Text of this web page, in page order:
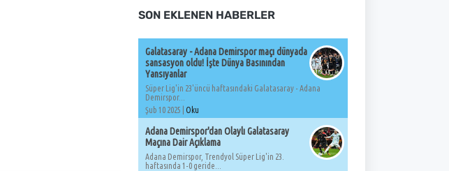
SON EKLENEN HABERLER
Galatasaray - Adana Demirspor maçı dünyada
sansasyon oldu! İşte Dünya Basınından
Yansıyanlar
Süper Lig'in 23'üncü haftasındaki Galatasaray - Adana
Demirspor...
Şub 10 2025 |
Oku
Adana Demirspor'dan Olaylı Galatasaray
Maçına Dair Açıklama
Adana Demirspor, Trendyol Süper Lig'in 23.
haftasında 1-0 geride...